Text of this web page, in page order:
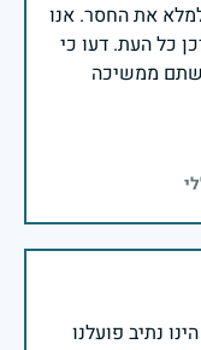
את החסר. אנו
כל העת. דעו כי
ממשיכה
נתיב פועלנו